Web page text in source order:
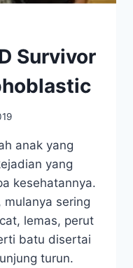
Survivor
anak yang
yang
kesehatannya.
mulanya sering
lemas, perut
batu disertai
turun.